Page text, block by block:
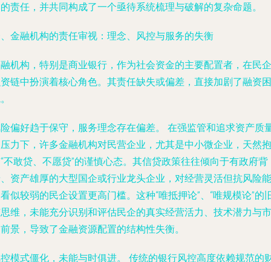
责任，并共同构成了一个亟待系统梳理与破解的复杂命题。
金融机构的责任审视：理念、风控与服务的失衡
机构，特别是商业银行，作为社会资金的主要配置者，在民企
链中扮演着核心角色。其责任缺失或偏差，直接加剧了融资困
偏好趋于保守，服务理念存在偏差。
在强监管和追求资产质
力下，许多金融机构对民营企业，尤其是中小微企业，天然抱
不敢贷、不愿贷”的谨慎心态。其信贷政策往往倾向于有政府背
资产雄厚的大型国企或行业龙头企业，对经营灵活但抗风险能
似较弱的民企设置更高门槛。这种“唯抵押论”、“唯规模论”的
维，未能充分识别和评估民企的真实经营活力、技术潜力与市
景，导致了金融资源配置的结构性失衡。
模式僵化，未能与时俱进。
传统的银行风控高度依赖规范的